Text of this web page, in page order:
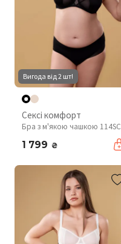
Вигода від 2 шт!
Сексі комфорт
Бра з м'якою чашкою 114SC
1 799 ₴